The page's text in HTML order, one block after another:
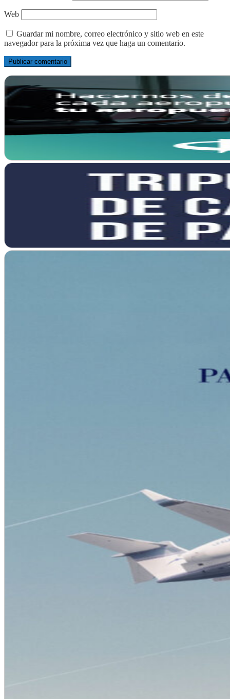
Web
Guardar mi nombre, correo electrónico y sitio web en este
navegador para la próxima vez que haga un comentario.